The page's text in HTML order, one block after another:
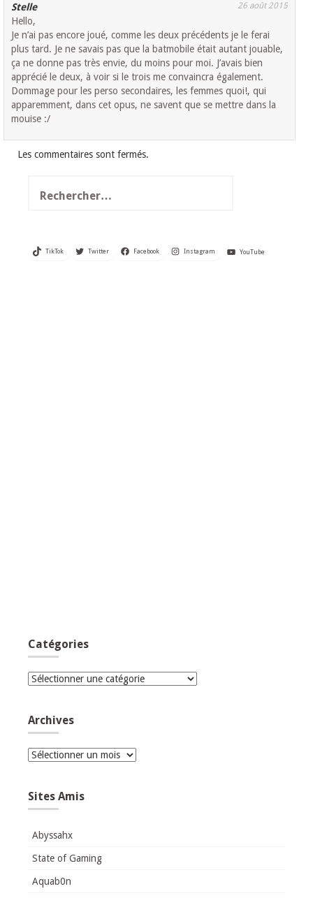
Stelle 26 août 2015
Hello,
Je n’ai pas encore joué, comme les deux précédents je le ferai
plus tard. Je ne savais pas que la batmobile était autant jouable,
ça ne donne pas très envie, du moins pour moi. J’avais bien
apprécié le deux, à voir si le trois me convaincra également.
Dommage pour les perso secondaires, les femmes quoi!, qui
apparemment, dans cet opus, ne savent que se mettre dans la
mouise :/
Les commentaires sont fermés.
TikTok Twitter Facebook Instagram YouTube
Catégories
Catégories
Archives
Archives
Sites Amis
Abyssahx
State of Gaming
Aquab0n